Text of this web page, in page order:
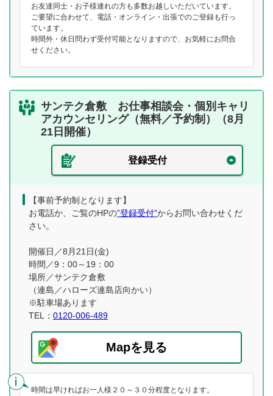
お友達同士・お子様連れの方も多数お越しいただいています。
ご要望に合わせて、電話・オンライン・出張でのご登録も行っ
ています。
時間外・休日問わず受付可能となりますので、お気軽にお問合
せください。
サンテク倉敷 お仕事相談会・個別キャリ
アカウンセリング（無料／予約制）（8月
21日開催）
登録受付
【事前予約制となります】
お電話か、ご覧のHPの”登録受付”からお問い合わせくだ
さい。
開催日／8月21日(金)
時間／9：00～19：00
場所／サンテク倉敷
（連島／ハローズ連島店向かい）
※駐車場あります
TEL： 0120-006-489
Mapを見る
時間は早ければお一人様２０～３０分程度となります。